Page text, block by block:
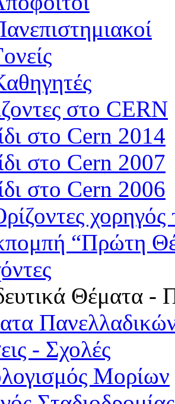
στο CERN
στο Cern 2014
στο Cern 2007
στο Cern 2006
“Πρώτη
Θέματα -
- Σχολές
Μορίων